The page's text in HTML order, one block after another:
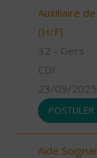
Auxiliaire
(H/F)
32 - Gers
CDI
23/09/2025
POSTULER
Aide